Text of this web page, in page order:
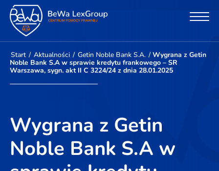
Start / Aktualności / Getin Noble Bank S.A. / Wygrana z Getin
Noble Bank S.A w sprawie kredytu frankowego – SR
Warszawa, sygn. akt II C 3224/24 z dnia 28.01.2025
Wygrana z Getin
Noble Bank S.A w